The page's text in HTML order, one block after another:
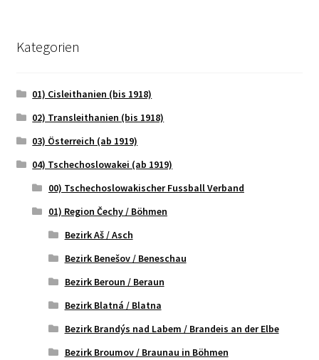
Kategorien
01) Cisleithanien (bis 1918)
02) Transleithanien (bis 1918)
03) Österreich (ab 1919)
04) Tschechoslowakei (ab 1919)
00) Tschechoslowakischer Fussball Verband
01) Region Čechy / Böhmen
Bezirk Aš / Asch
Bezirk Benešov / Beneschau
Bezirk Beroun / Beraun
Bezirk Blatná / Blatna
Bezirk Brandýs nad Labem / Brandeis an der Elbe
Bezirk Broumov / Braunau in Böhmen